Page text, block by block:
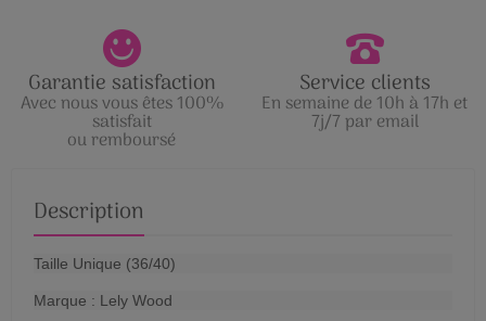
Garantie satisfaction
Avec nous vous êtes 100%
satisfait
ou remboursé
Service clients
En semaine de 10h à 17h et
7j/7 par email
Description
Taille Unique (36/40)
Marque : Lely Wood